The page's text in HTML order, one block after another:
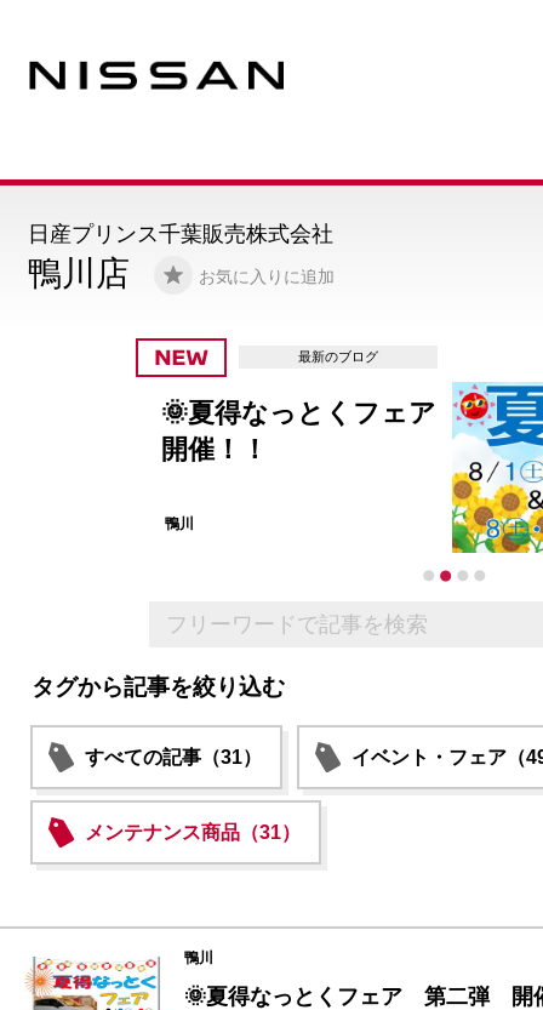
鴨川店 お気に入りに追加
日産プリンス千葉販売株式会社
最新のブログ
🌞夏得なっとくフェア
開催！！
鴨川
タグから記事を絞り込む
すべての記事（31） イベント・フェア（
メンテナンス商品（31）
鴨川
🌞夏得なっとくフェア 第二弾 開